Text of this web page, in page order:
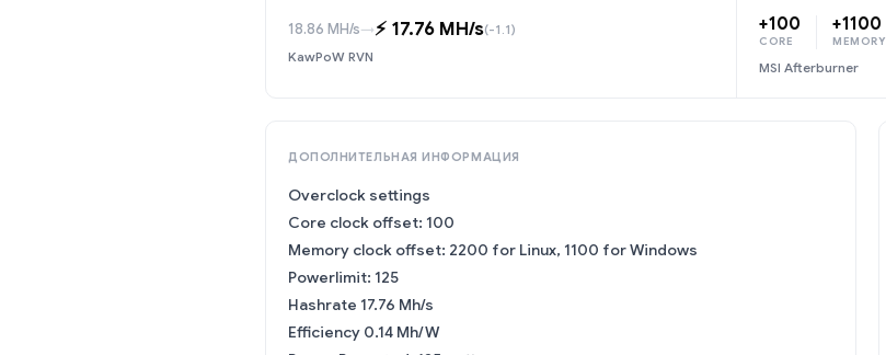
18.86 MH/s→⚡️ 17.76 MH/s(-1.1)
KawPoW RVN
+100
CORE
+1100
MEMORY
MSI Afterburner
ДОПОЛНИТЕЛЬНАЯ ИНФОРМАЦИЯ
Overclock settings
Core clock offset: 100
Memory clock offset: 2200 for Linux, 1100 for Windows
Powerlimit: 125
Hashrate 17.76 Mh/s
Efficiency 0.14 Mh/W